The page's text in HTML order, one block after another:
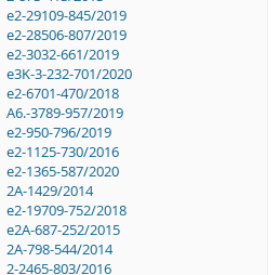
e2-29109-845/2019
e2-28506-807/2019
e2-3032-661/2019
e3K-3-232-701/2020
e2-6701-470/2018
A6.-3789-957/2019
e2-950-796/2019
e2-1125-730/2016
e2-1365-587/2020
2A-1429/2014
e2-19709-752/2018
e2A-687-252/2015
2A-798-544/2014
2-2465-803/2016